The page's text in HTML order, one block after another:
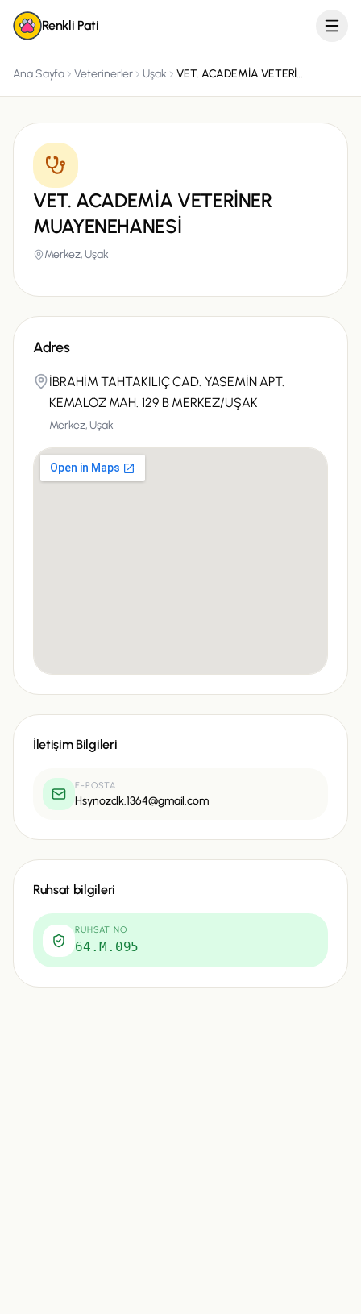
Renkli Pati
Ana Sayfa Veterinerler Uşak VET. ACADEMİA VETERİNER MUAYENEHANESİ
VET. ACADEMİA VETERİNER
MUAYENEHANESİ
Merkez, Uşak
Adres
İBRAHİM TAHTAKILIÇ CAD. YASEMİN APT.
KEMALÖZ MAH. 129 B MERKEZ/UŞAK
Merkez, Uşak
İletişim Bilgileri
E-POSTA
Hsynozclk.1364@gmail.com
Ruhsat bilgileri
RUHSAT NO
64.M.095